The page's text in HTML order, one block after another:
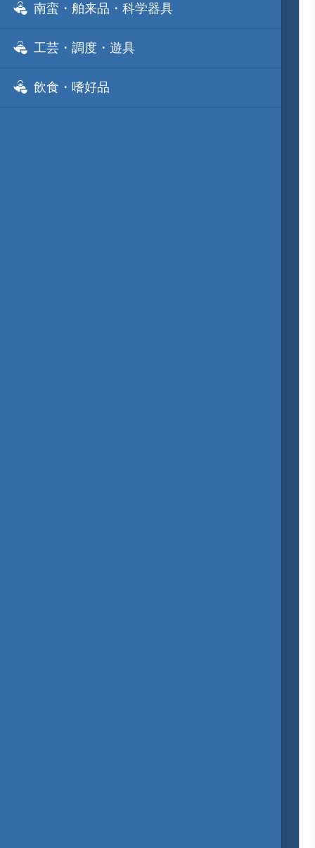
南蛮・舶来品・科学器具
工芸・調度・遊具
飲食・嗜好品